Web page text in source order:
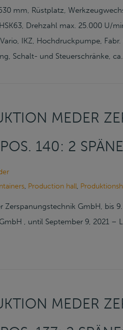
mm, Rüstplatz,
Drehzahl max. 25.000 U/
IKZ, Hochdruckpumpe,
Schalt- und Steuerschränke,
MEDER
140: 2
, Production hall,
Zerspanungstechnik GmbH, bis
, until September 9, 2021 –
MEDER